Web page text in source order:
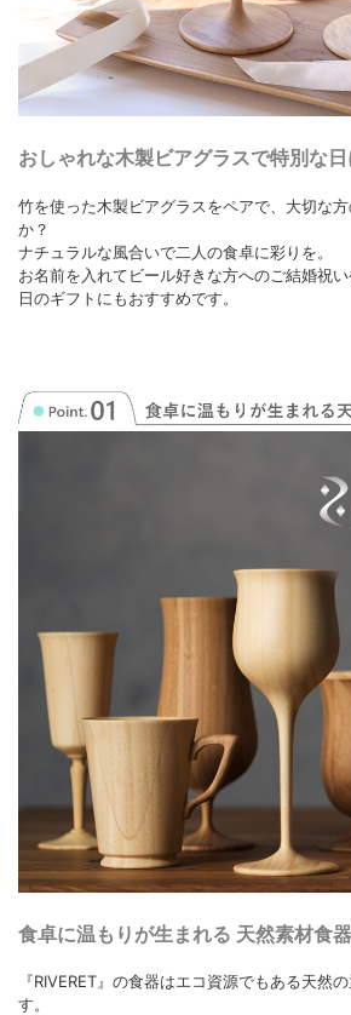
おしゃれな木製ビアグラスで特別な
竹を使った木製ビアグラスをペアで、大切な
か？
ナチュラルな風合いで二人の食卓に彩りを。
お名前を入れてビール好きな方へのご結婚祝
日のギフトにもおすすめです。
食卓に温もりが生まれる 天然素材食
『RIVERET』の食器はエコ資源でもある天然
す。